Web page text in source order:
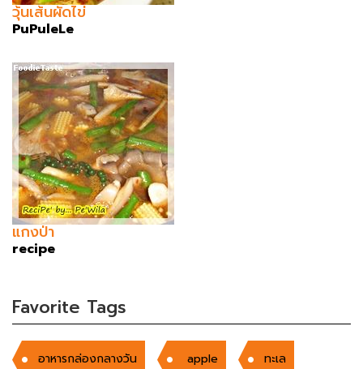
วุ้นเส้นผัดไข่
PuPuleLe
แกงป่า
recipe
Favorite Tags
อาหารกล่องกลางวัน apple ทะเล